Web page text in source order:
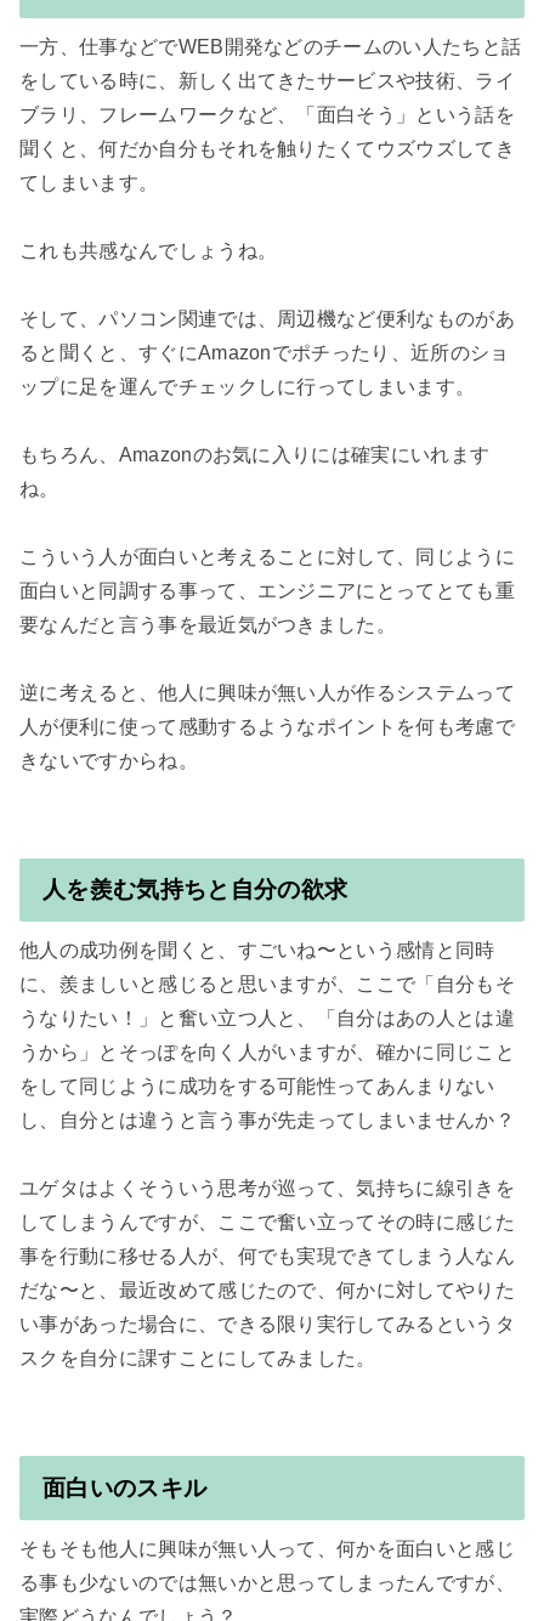
一方、仕事などでWEB開発などのチームのい人たちと話
をしている時に、新しく出てきたサービスや技術、ライ
ブラリ、フレームワークなど、「面白そう」という話を
聞くと、何だか自分もそれを触りたくてウズウズしてき
てしまいます。
これも共感なんでしょうね。
そして、パソコン関連では、周辺機など便利なものがあ
ると聞くと、すぐにAmazonでポチったり、近所のショ
ップに足を運んでチェックしに行ってしまいます。
もちろん、Amazonのお気に入りには確実にいれます
ね。
こういう人が面白いと考えることに対して、同じように
面白いと同調する事って、エンジニアにとってとても重
要なんだと言う事を最近気がつきました。
逆に考えると、他人に興味が無い人が作るシステムって
人が便利に使って感動するようなポイントを何も考慮で
きないですからね。
人を羨む気持ちと自分の欲求
他人の成功例を聞くと、すごいね〜という感情と同時
に、羨ましいと感じると思いますが、ここで「自分もそ
うなりたい！」と奮い立つ人と、「自分はあの人とは違
うから」とそっぽを向く人がいますが、確かに同じこと
をして同じように成功をする可能性ってあんまりない
し、自分とは違うと言う事が先走ってしまいませんか？
ユゲタはよくそういう思考が巡って、気持ちに線引きを
してしまうんですが、ここで奮い立ってその時に感じた
事を行動に移せる人が、何でも実現できてしまう人なん
だな〜と、最近改めて感じたので、何かに対してやりた
い事があった場合に、できる限り実行してみるというタ
スクを自分に課すことにしてみました。
面白いのスキル
そもそも他人に興味が無い人って、何かを面白いと感じ
る事も少ないのでは無いかと思ってしまったんですが、
実際どうなんでしょう？